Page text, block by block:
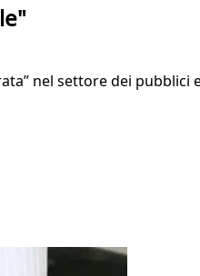
nel settore dei pubblici